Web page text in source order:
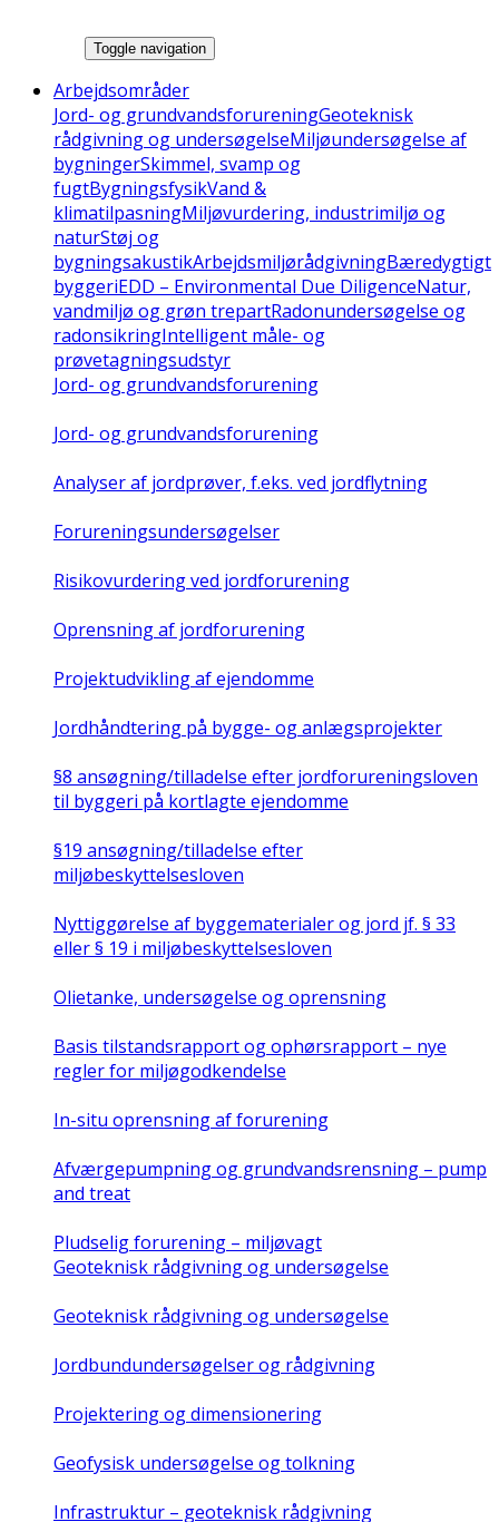
Toggle navigation
Arbejdsområder
Jord- og grundvandsforureningGeoteknisk
rådgivning og undersøgelseMiljøundersøgelse af
bygningerSkimmel, svamp og
fugtBygningsfysikVand &
klimatilpasningMiljøvurdering, industrimiljø og
naturStøj og
bygningsakustikArbejdsmiljørådgivningBæredygtigt
byggeriEDD – Environmental Due DiligenceNatur,
vandmiljø og grøn trepartRadonundersøgelse og
radonsikringIntelligent måle- og
prøvetagningsudstyr
Jord- og grundvandsforurening
Jord- og grundvandsforurening
Analyser af jordprøver, f.eks. ved jordflytning
Forureningsundersøgelser
Risikovurdering ved jordforurening
Oprensning af jordforurening
Projektudvikling af ejendomme
Jordhåndtering på bygge- og anlægsprojekter
§8 ansøgning/tilladelse efter jordforureningsloven
til byggeri på kortlagte ejendomme
§19 ansøgning/tilladelse efter
miljøbeskyttelsesloven
Nyttiggørelse af byggematerialer og jord jf. § 33
eller § 19 i miljøbeskyttelsesloven
Olietanke, undersøgelse og oprensning
Basis tilstandsrapport og ophørsrapport – nye
regler for miljøgodkendelse
In-situ oprensning af forurening
Afværgepumpning og grundvandsrensning – pump
and treat
Pludselig forurening – miljøvagt
Geoteknisk rådgivning og undersøgelse
Geoteknisk rådgivning og undersøgelse
Jordbundundersøgelser og rådgivning
Projektering og dimensionering
Geofysisk undersøgelse og tolkning
Infrastruktur – geoteknisk rådgivning